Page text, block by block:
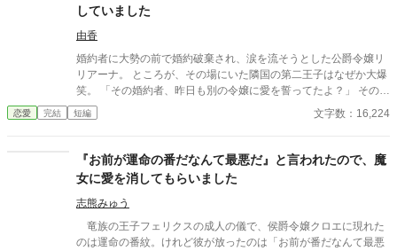
していました
由香
婚約者に大勢の前で婚約破棄され、涙を流そうとした公爵令嬢リ
リアーナ。 ところが、その場にいた隣国の第二王子はなぜか大爆
笑。 「その婚約者、昨日も別の令嬢に愛を誓ってたよ？」 その一
言から、元婚約者の嘘は次々と暴かれ、自滅の連続！ 泣くはずだ
った婚約破棄は、笑いと溺愛にあふれた人生逆転劇の幕開けだっ
恋愛 完結 短編 文字数：16,224
『お前が運命の番だなんて最悪だ』と言われたので、魔
女に愛を消してもらいました
志熊みゅう
竜族の王子フェリクスの成人の儀で、侯爵令嬢クロエに現れた
のは運命の番紋。けれど彼が放ったのは「お前が番だなんて最悪